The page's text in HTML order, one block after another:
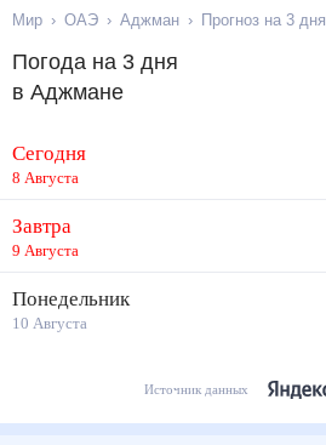
Мир ОАЭ Аджман Прогноз на 3 дня
Погода на 3 дня
в Аджмане
Сегодня
8 Августа
Завтра
9 Августа
Понедельник
10 Августа
Источник данных